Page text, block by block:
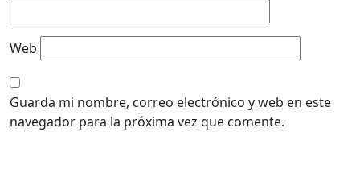
Web
Guarda mi nombre, correo electrónico y web en este
navegador para la próxima vez que comente.